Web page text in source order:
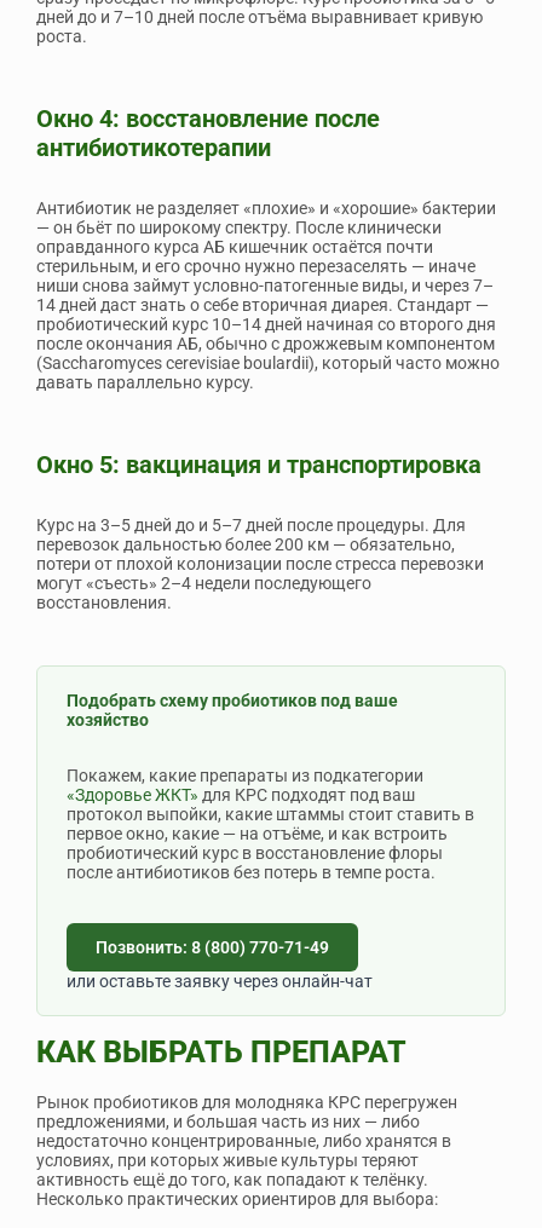
дней до и 7–10 дней после отъёма выравнивает кривую
роста.
Окно 4: восстановление после
антибиотикотерапии
Антибиотик не разделяет «плохие» и «хорошие» бактерии
— он бьёт по широкому спектру. После клинически
оправданного курса АБ кишечник остаётся почти
стерильным, и его срочно нужно перезаселять — иначе
ниши снова займут условно-патогенные виды, и через 7–
14 дней даст знать о себе вторичная диарея. Стандарт —
пробиотический курс 10–14 дней начиная со второго дня
после окончания АБ, обычно с дрожжевым компонентом
(Saccharomyces cerevisiae boulardii), который часто можно
давать параллельно курсу.
Окно 5: вакцинация и транспортировка
Курс на 3–5 дней до и 5–7 дней после процедуры. Для
перевозок дальностью более 200 км — обязательно,
потери от плохой колонизации после стресса перевозки
могут «съесть» 2–4 недели последующего
восстановления.
Подобрать схему пробиотиков под ваше
хозяйство
Покажем, какие препараты из подкатегории
«Здоровье ЖКТ» для КРС подходят под ваш
протокол выпойки, какие штаммы стоит ставить в
первое окно, какие — на отъёме, и как встроить
пробиотический курс в восстановление флоры
после антибиотиков без потерь в темпе роста.
Позвонить: 8 (800) 770-71-49
или оставьте заявку через онлайн-чат
КАК ВЫБРАТЬ ПРЕПАРАТ
Рынок пробиотиков для молодняка КРС перегружен
предложениями, и большая часть из них — либо
недостаточно концентрированные, либо хранятся в
условиях, при которых живые культуры теряют
активность ещё до того, как попадают к телёнку.
Несколько практических ориентиров для выбора: